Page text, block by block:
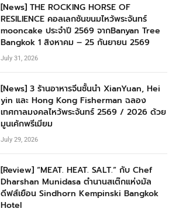
[News] THE ROCKING HORSE OF
RESILIENCE คอลเลกชันขนมไหว้พระจันทร์
mooncake ประจำปี 2569 จากBanyan Tree
Bangkok 1 สิงหาคม – 25 กันยายน 2569
July 31, 2026
[News] 3 ร้านอาหารจีนชั้นนำ XianYuan, Hei
yin และ Hong Kong Fisherman ฉลอง
เทศกาลมงคลไหว้พระจันทร์ 2569 / 2026 ด้วย
มูนเค้กพรีเมียม
July 29, 2026
[Review] “MEAT. HEAT. SALT.” กับ Chef
Dharshan Munidasa ตำนานสเต๊กแห่งมัล
ดีฟส์เยือน Sindhorn Kempinski Bangkok
Hotel